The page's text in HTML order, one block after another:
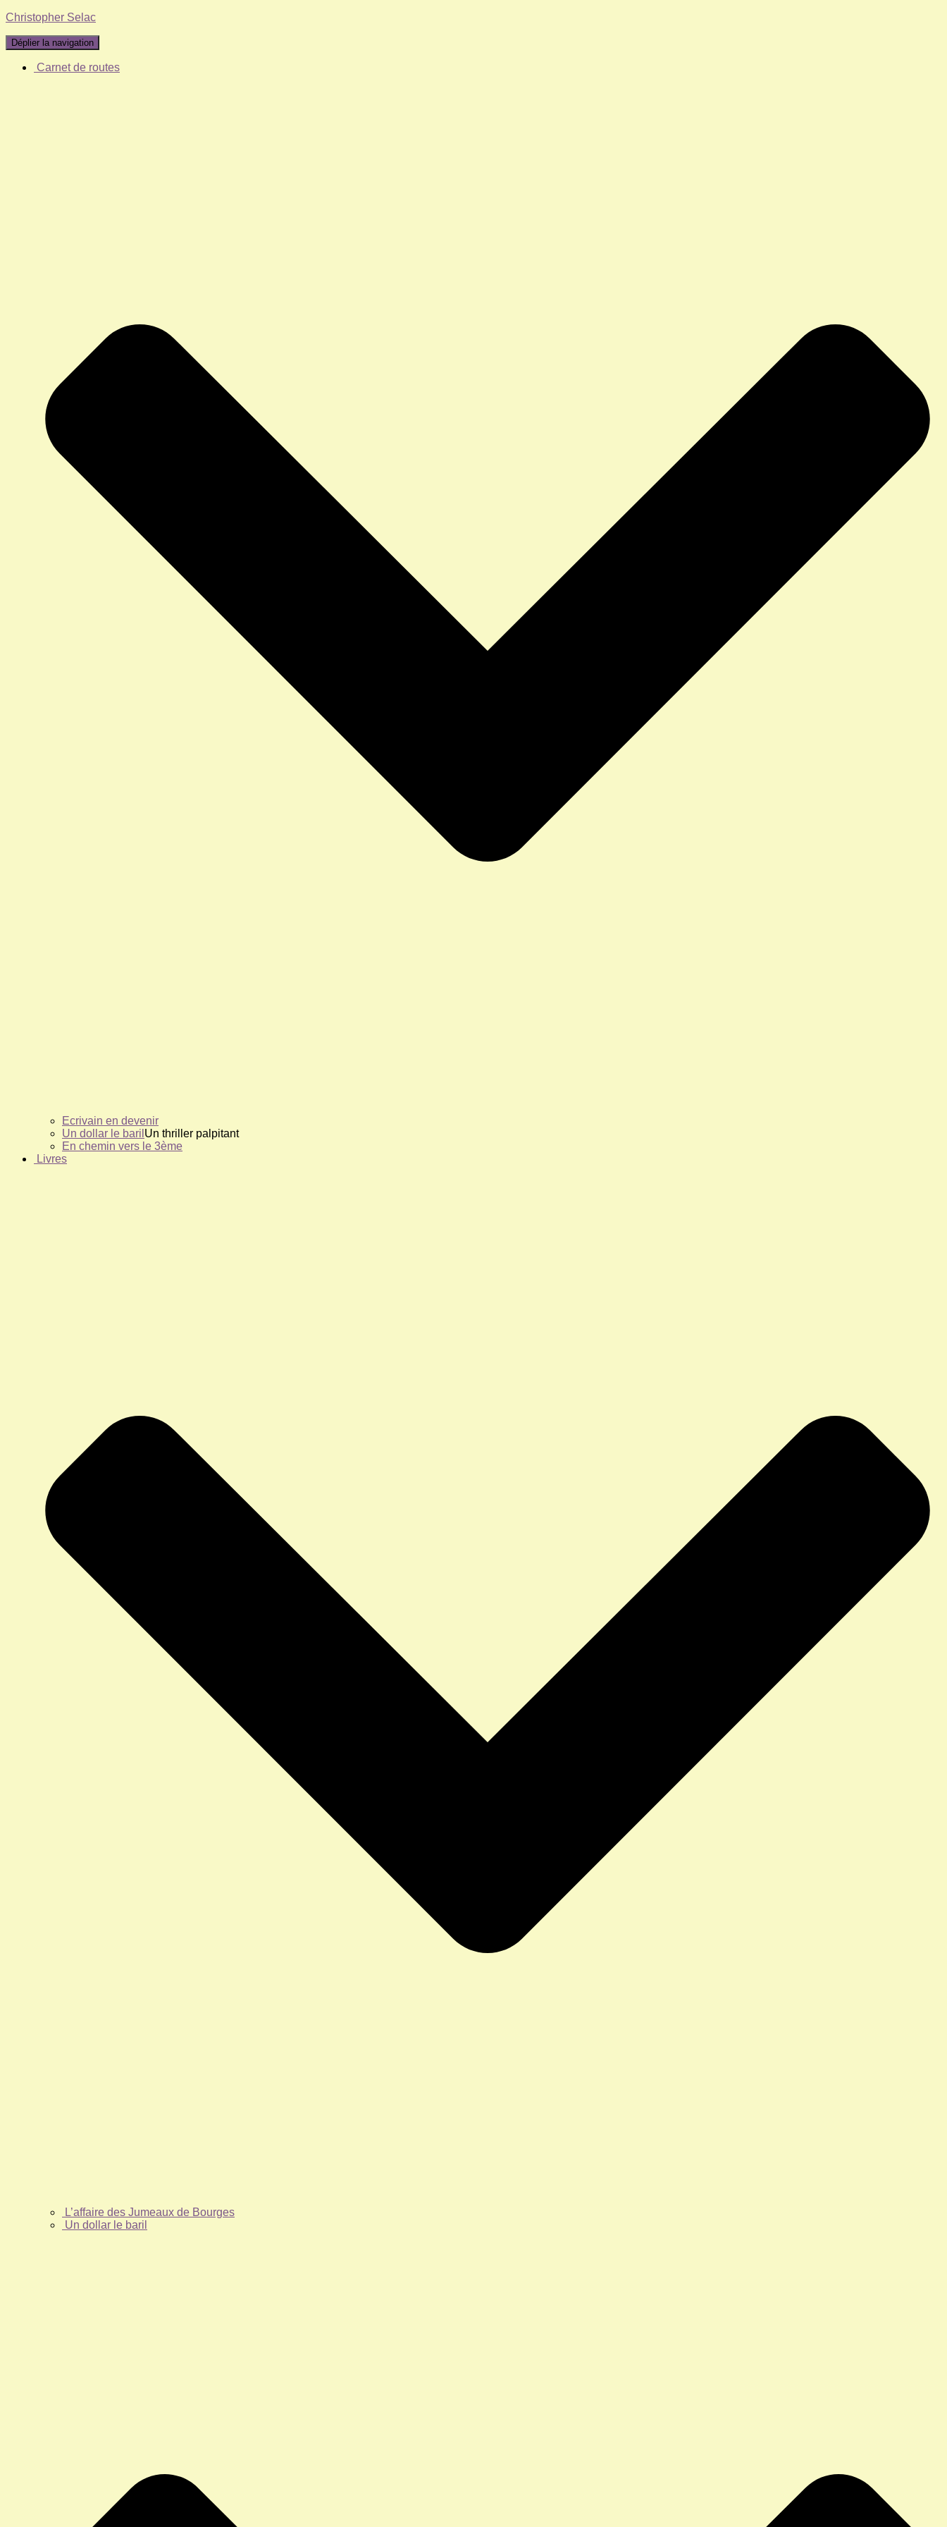
Christopher Selac
Déplier la navigation
Carnet de routes
Ecrivain en devenir
Un dollar le baril Un thriller palpitant
En chemin vers le 3ème
Livres
L’affaire des Jumeaux de Bourges
Un dollar le baril